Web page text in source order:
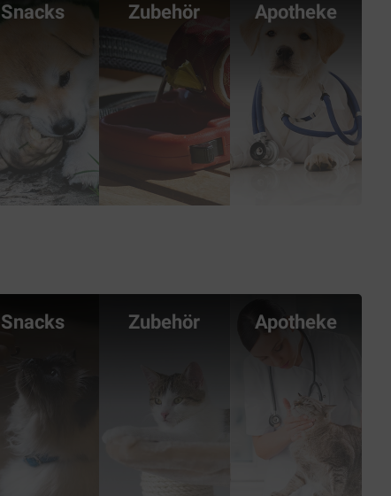
Snacks Zubehör Apotheke
Snacks Zubehör Apotheke